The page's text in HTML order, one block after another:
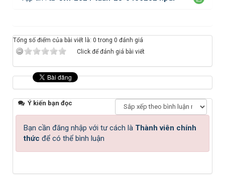
Tổng số điểm của bài viết là: 0 trong 0 đánh giá
Click để đánh giá bài viết
Ý kiến bạn đọc
Bạn cần đăng nhập với tư cách là Thành viên chính
thức để có thể bình luận